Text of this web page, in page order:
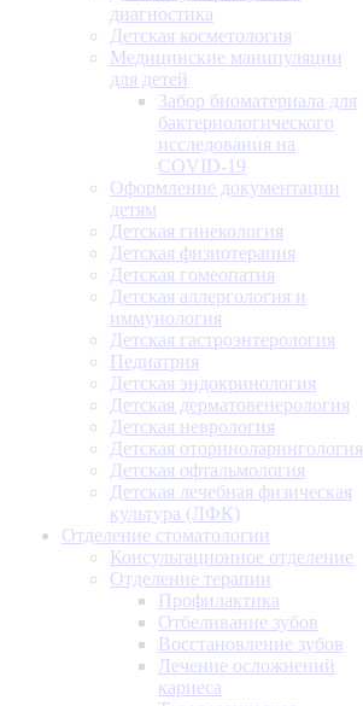
диагностика
Детская косметология
Медицинские манипуляции
для детей
Забор биоматериала для
бактериологического
исследования на
COVID-19
Оформление документации
детям
Детская гинекология
Детская физиотерапия
Детская гомеопатия
Детская аллергология и
иммунология
Детская гастроэнтерология
Педиатрия
Детская эндокринология
Детская дерматовенерология
Детская неврология
Детская оториноларингология
Детская офтальмология
Детская лечебная физическая
культура (ЛФК)
Отделение стоматологии
Консультационное отделение
Отделение терапии
Профилактика
Отбеливание зубов
Восстановление зубов
Лечение осложнений
кариеса